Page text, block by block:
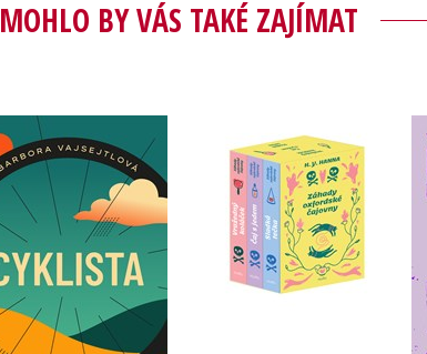
MOHLO BY VÁS TAKÉ ZAJÍMAT
Cyklista
Barbora Vajsejtlová
Do košíku
Záhady oxfordské
čajovny - BOX
H. Y. Hanna